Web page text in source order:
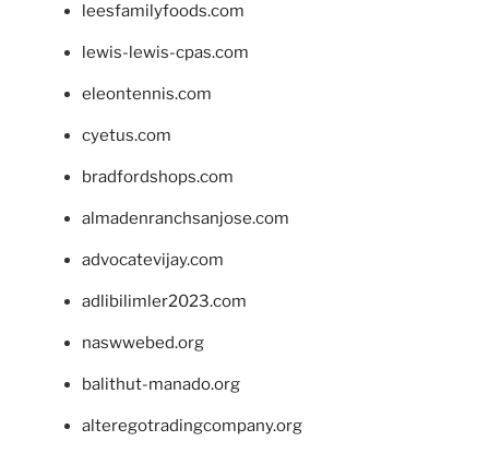
leesfamilyfoods.com
lewis-lewis-cpas.com
eleontennis.com
cyetus.com
bradfordshops.com
almadenranchsanjose.com
advocatevijay.com
adlibilimler2023.com
naswwebed.org
balithut-manado.org
alteregotradingcompany.org